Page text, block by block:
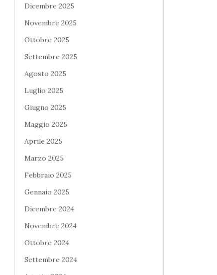
Dicembre 2025
Novembre 2025
Ottobre 2025
Settembre 2025
Agosto 2025
Luglio 2025
Giugno 2025
Maggio 2025
Aprile 2025
Marzo 2025
Febbraio 2025
Gennaio 2025
Dicembre 2024
Novembre 2024
Ottobre 2024
Settembre 2024